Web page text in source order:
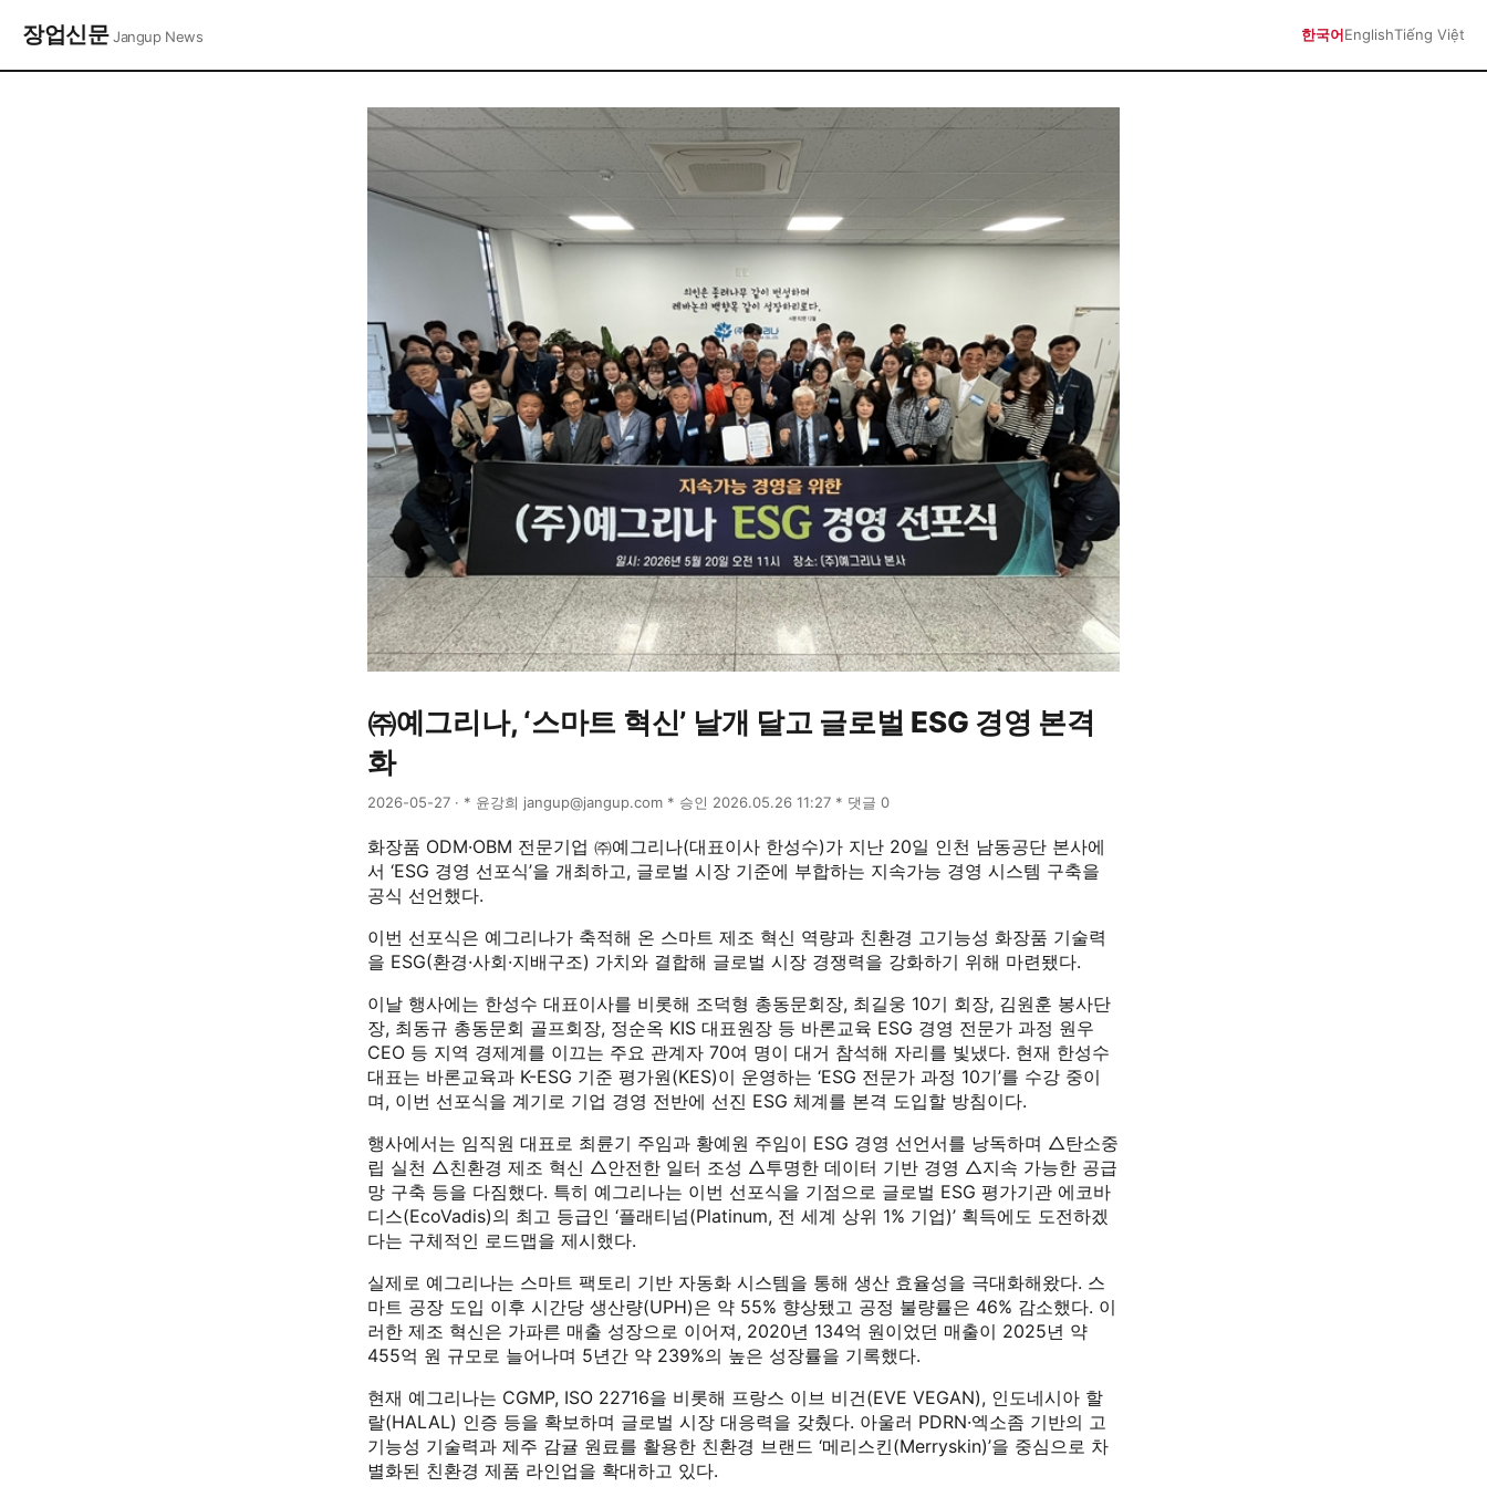
장업신문Jangup News 한국어EnglishTiếng Việt
㈜예그리나, ‘스마트 혁신’ 날개 달고 글로벌 ESG 경영 본격
화
2026-05-27 · * 윤강희 jangup@jangup.com * 승인 2026.05.26 11:27 * 댓글 0
화장품 ODM·OBM 전문기업 ㈜예그리나(대표이사 한성수)가 지난 20일 인천 남동공단 본사에
서 ‘ESG 경영 선포식’을 개최하고, 글로벌 시장 기준에 부합하는 지속가능 경영 시스템 구축을
공식 선언했다.
이번 선포식은 예그리나가 축적해 온 스마트 제조 혁신 역량과 친환경 고기능성 화장품 기술력
을 ESG(환경·사회·지배구조) 가치와 결합해 글로벌 시장 경쟁력을 강화하기 위해 마련됐다.
이날 행사에는 한성수 대표이사를 비롯해 조덕형 총동문회장, 최길웅 10기 회장, 김원훈 봉사단
장, 최동규 총동문회 골프회장, 정순옥 KIS 대표원장 등 바론교육 ESG 경영 전문가 과정 원우
CEO 등 지역 경제계를 이끄는 주요 관계자 70여 명이 대거 참석해 자리를 빛냈다. 현재 한성수
대표는 바론교육과 K-ESG 기준 평가원(KES)이 운영하는 ‘ESG 전문가 과정 10기’를 수강 중이
며, 이번 선포식을 계기로 기업 경영 전반에 선진 ESG 체계를 본격 도입할 방침이다.
행사에서는 임직원 대표로 최륜기 주임과 황예원 주임이 ESG 경영 선언서를 낭독하며 △탄소중
립 실천 △친환경 제조 혁신 △안전한 일터 조성 △투명한 데이터 기반 경영 △지속 가능한 공급
망 구축 등을 다짐했다. 특히 예그리나는 이번 선포식을 기점으로 글로벌 ESG 평가기관 에코바
디스(EcoVadis)의 최고 등급인 ‘플래티넘(Platinum, 전 세계 상위 1% 기업)’ 획득에도 도전하겠
다는 구체적인 로드맵을 제시했다.
실제로 예그리나는 스마트 팩토리 기반 자동화 시스템을 통해 생산 효율성을 극대화해왔다. 스
마트 공장 도입 이후 시간당 생산량(UPH)은 약 55% 향상됐고 공정 불량률은 46% 감소했다. 이
러한 제조 혁신은 가파른 매출 성장으로 이어져, 2020년 134억 원이었던 매출이 2025년 약
455억 원 규모로 늘어나며 5년간 약 239%의 높은 성장률을 기록했다.
현재 예그리나는 CGMP, ISO 22716을 비롯해 프랑스 이브 비건(EVE VEGAN), 인도네시아 할
랄(HALAL) 인증 등을 확보하며 글로벌 시장 대응력을 갖췄다. 아울러 PDRN·엑소좀 기반의 고
기능성 기술력과 제주 감귤 원료를 활용한 친환경 브랜드 ‘메리스킨(Merryskin)’을 중심으로 차
별화된 친환경 제품 라인업을 확대하고 있다.